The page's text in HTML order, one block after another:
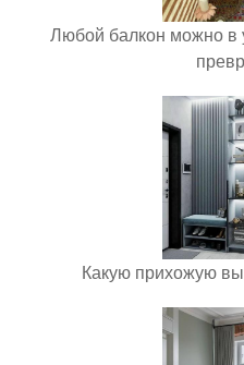
Любой балкон можно в
Какую прихожую